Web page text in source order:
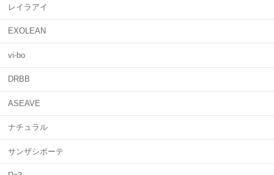
レイラアイ
EXOLEAN
vi-bo
DRBB
ASEAVE
ナチュラル
サンザシボーテ